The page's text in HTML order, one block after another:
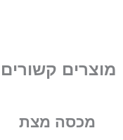
מוצרים קשורים
מכסה מצת